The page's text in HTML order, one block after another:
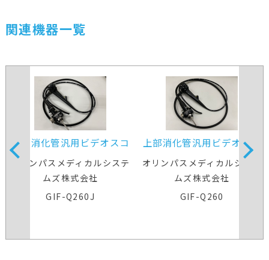
関連機器一覧
上部消化管汎用ビデオスコ
ープ
オリンパスメディカルシステ
ムズ株式会社
GIF-Q260J
上部消化管汎用ビデオスコ
ープ
オリンパスメディカルシステ
ムズ株式会社
GIF-Q260